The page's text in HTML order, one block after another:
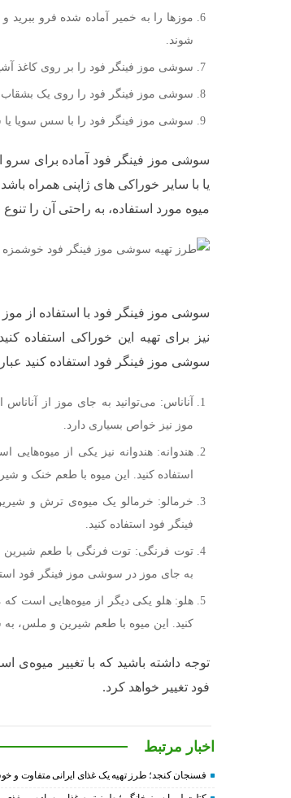
موز‌ها را به خمیر آماده شده فرو ببرید
شوند.
سوشی موز فینگر فود را بر روی کاغذ
سوشی موز فینگر فود را روی یک بشقاب
سوشی موز فینگر فود را با سس سویا
سوشی موز فینگر فود آماده برای سرو
یا با سایر خوراکی های ژاپنی همراه
میوه مورد استفاده، به راحتی آن را
سوشی موز فینگر فود با استفاده از
نیز برای تهیه این خوراکی استفاده
سوشی موز فینگر فود استفاده کنید
آناناس: می‌توانید به جای موز از
موز نیز خواص بسیاری دارد.
هندوانه: هندوانه نیز یکی از
استفاده کنید. این میوه با طعم خنک
خرمالو: خرمالو یک میوه‌ی ترش و
فینگر فود استفاده کنید.
توت فرنگی: توت فرنگی با طعم شیرین
به جای موز در سوشی موز فینگر فود
هلو: هلو یکی دیگر از میوه‌هایی است که
کنید. این میوه با طعم شیرین و
توجه داشته باشید که با تغییر
فود تغییر خواهد کرد.
اخبار مرتبط
فسنجان کنجد؛ طرز تهیه یک غذای ایرانی متفاوت و